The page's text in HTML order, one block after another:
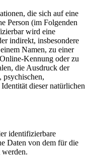
die sich auf eine
Person (im Folgenden
wird eine
indirekt, insbesondere
Namen, zu einer
Kennung oder zu
die Ausdruck der
psychischen,
dieser natürlichen
identifizierbare
Daten von dem für die